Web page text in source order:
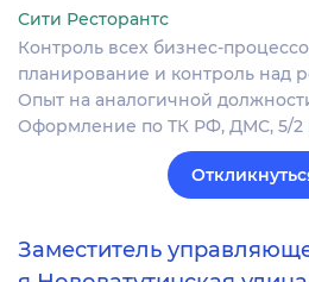
Сити Ресторантс
Контроль всех бизнес-
планирование и контроль над
Опыт на аналогичной
Оформление по ТК РФ, ДМС, 5/2
Заместитель